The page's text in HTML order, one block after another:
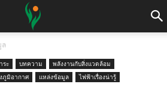
ระ บทความ
พลังงานกับสิ่งแวดล้อม
ภูมิอากาศ
แหล่งข้อมูล
ไฟฟ้าเรื่องน่ารู้